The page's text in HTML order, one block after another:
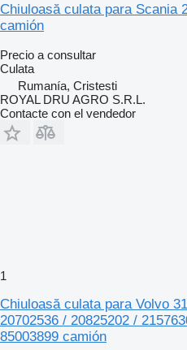
Chiuloasă culata para Scania
camión
Precio a consultar
Culata
Rumanía, Cristesti
ROYAL DRU AGRO S.R.L.
Contacte con el vendedor
1
Chiuloasă culata para Volvo
20702536 / 20825202 /
85003899 camión